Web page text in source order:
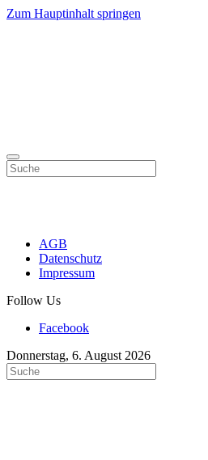
Zum Hauptinhalt springen
AGB
Datenschutz
Impressum
Follow Us
Facebook
Donnerstag, 6. August 2026